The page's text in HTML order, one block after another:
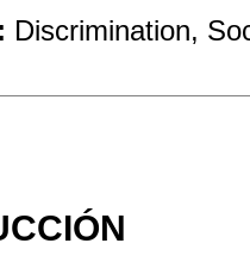
Discrimination,